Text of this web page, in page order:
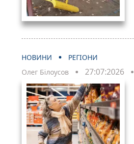
НОВИНИ
РЕГІОНИ
Олег Білоусов
27:07:2026